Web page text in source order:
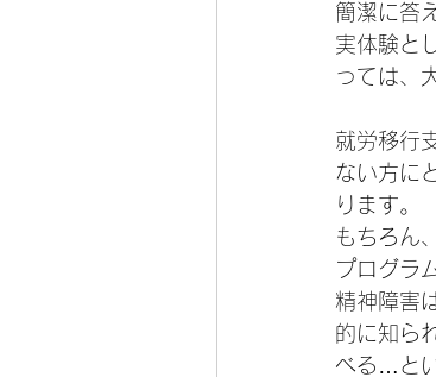
簡潔に答
実体験と
っては、
就労移行
ない方に
ります。
もちろん
プログラ
精神障害
的に知ら
べる…と